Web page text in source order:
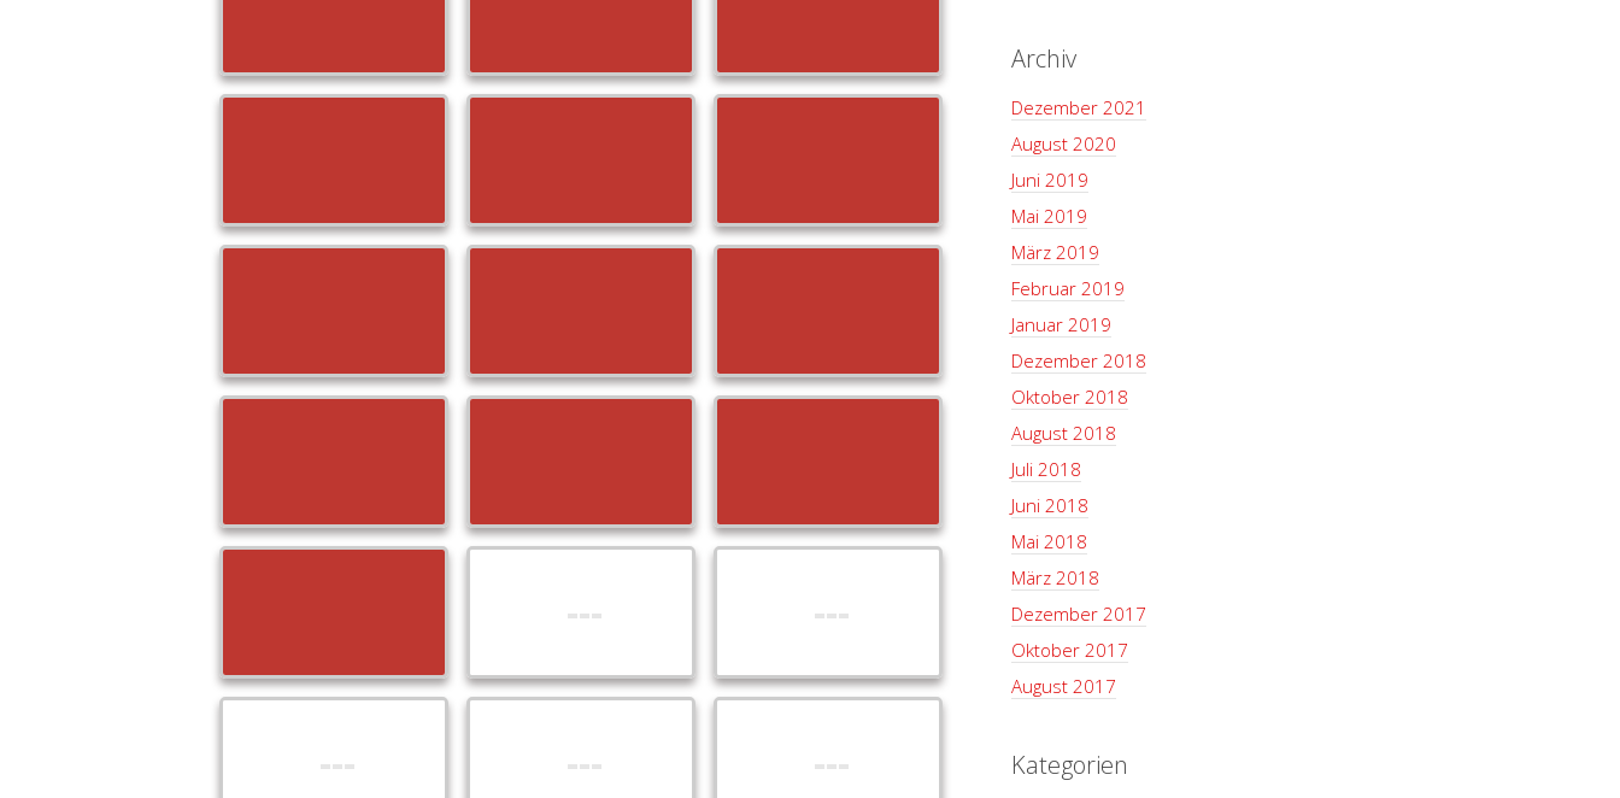
Archiv
Dezember 2021
August 2020
Juni 2019
Mai 2019
März 2019
Februar 2019
Januar 2019
Dezember 2018
Oktober 2018
August 2018
Juli 2018
Juni 2018
Mai 2018
März 2018
Dezember 2017
Oktober 2017
August 2017
Kategorien